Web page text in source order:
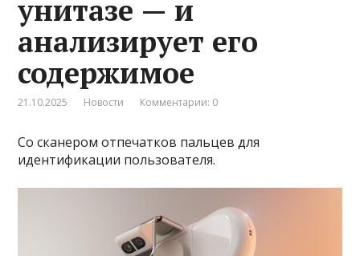
унитазе — и
анализирует его
содержимое
21.10.2025 Новости Комментарии: 0
Со сканером отпечатков пальцев для
идентификации пользователя.